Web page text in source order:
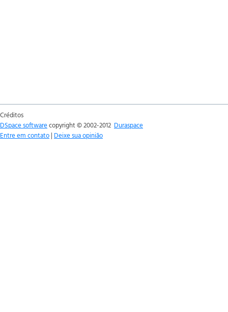
Créditos
DSpace softwarecopyright © 2002-2012 Duraspace
Entre em contato | Deixe sua opinião